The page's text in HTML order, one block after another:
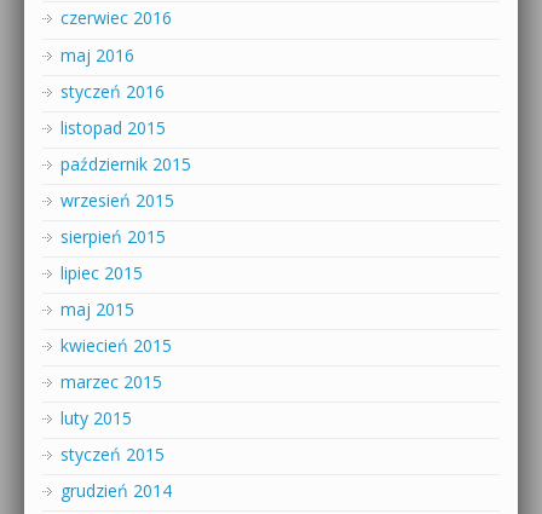
czerwiec 2016
maj 2016
styczeń 2016
listopad 2015
październik 2015
wrzesień 2015
sierpień 2015
lipiec 2015
maj 2015
kwiecień 2015
marzec 2015
luty 2015
styczeń 2015
grudzień 2014